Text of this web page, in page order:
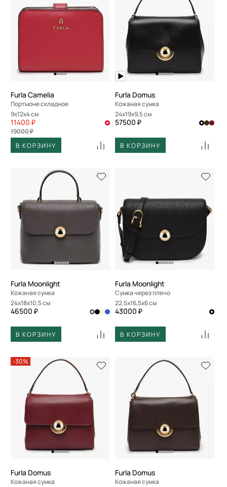
Furla Camelia
Портмоне складное
9x12x4 см
11400 ₽
19000 ₽
В КОРЗИНУ
Furla Domus
Кожаная сумка
24x19x9,5 см
57500 ₽
В КОРЗИНУ
Furla Moonlight
Кожаная сумка
24x18x10,5 см
46500 ₽
В КОРЗИНУ
Furla Moonlight
Сумка через плечо
22,5x16,5x6 см
43000 ₽
В КОРЗИНУ
-30%
Furla Domus
Кожаная сумка
Furla Domus
Кожаная сумка